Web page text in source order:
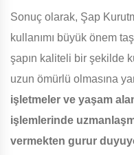
Sonuç olarak, Şap
kullanımı büyük önem
şapın kaliteli bir şekilde
uzun ömürlü olmasına
işletmeler ve yaşam
işlemlerinde
vermekten gurur